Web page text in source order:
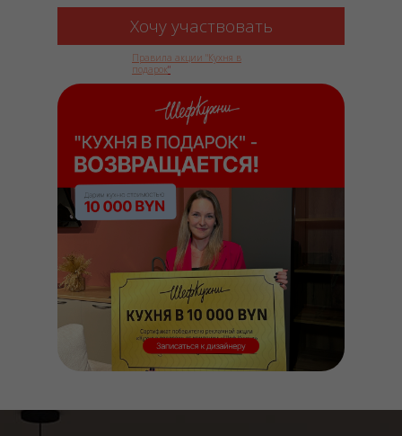
Правила акции "Кухня в
подарок"
Хочу участвовать